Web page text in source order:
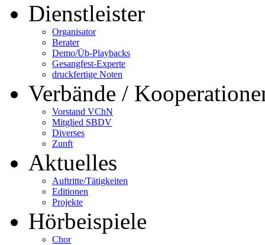
Dienstleister
Organisator
Berater
Demo/Üb-Playbacks
Gesangfest-Experte
druckfertige Noten
Verbände /
Vorstand VChN
Mitglied SBDV
Diverses
Zunft
Aktuelles
Auftritte/Tätigkeiten
Editionen
Projekte
Hörbeispiele
Chor